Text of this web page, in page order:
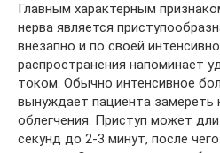
Главным характерным
нерва является
внезапно и по своей
распространения напоминает
током. Обычно интенсивное
вынуждает пациента замереть
облегчения. Приступ может
секунд до 2-3 минут, после